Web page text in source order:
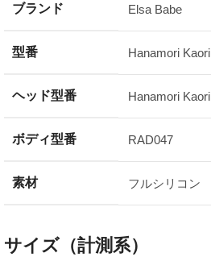
ブランド Elsa Babe
型番 Hanamori Kaori
ヘッド型番 Hanamori Kaori
ボディ型番 RAD047
素材 フルシリコン
サイズ（計測系）